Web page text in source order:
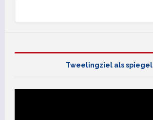
Tweelingziel als spiegel